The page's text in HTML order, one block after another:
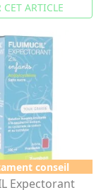
CET ARTICLE
conseil
Expectorant